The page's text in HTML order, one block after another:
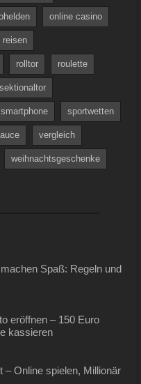
online casino
reisen
rolltor roulette
sektionaltor
smartphone sportwetten
vergleich
weihnachtsgeschenke
kassieren